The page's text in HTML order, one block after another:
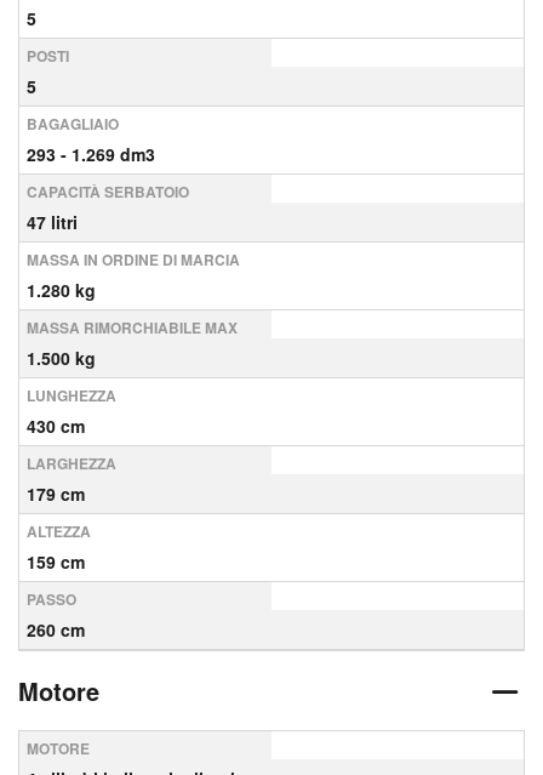
5
POSTI
5
BAGAGLIAIO
293 - 1.269 dm3
CAPACITÀ SERBATOIO
47 litri
MASSA IN ORDINE DI MARCIA
1.280 kg
MASSA RIMORCHIABILE MAX
1.500 kg
LUNGHEZZA
430 cm
LARGHEZZA
179 cm
ALTEZZA
159 cm
PASSO
260 cm
Motore
MOTORE